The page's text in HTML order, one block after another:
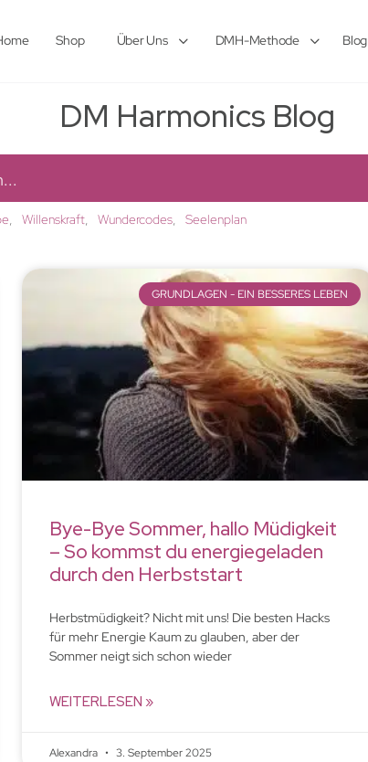
Shop Über Uns DMH-Methode Blog
DM Harmonics Blog
Willenskraft Wundercodes Seelenplan
GRUNDLAGEN - EIN BESSERES LEBEN
Bye-Bye Sommer, hallo Müdigkeit
– So kommst du energiegeladen
durch den Herbststart
Herbstmüdigkeit? Nicht mit uns! Die besten Hacks
für mehr Energie Kaum zu glauben, aber der
Sommer neigt sich schon wieder
WEITERLESEN »
Alexandra 3. September 2025